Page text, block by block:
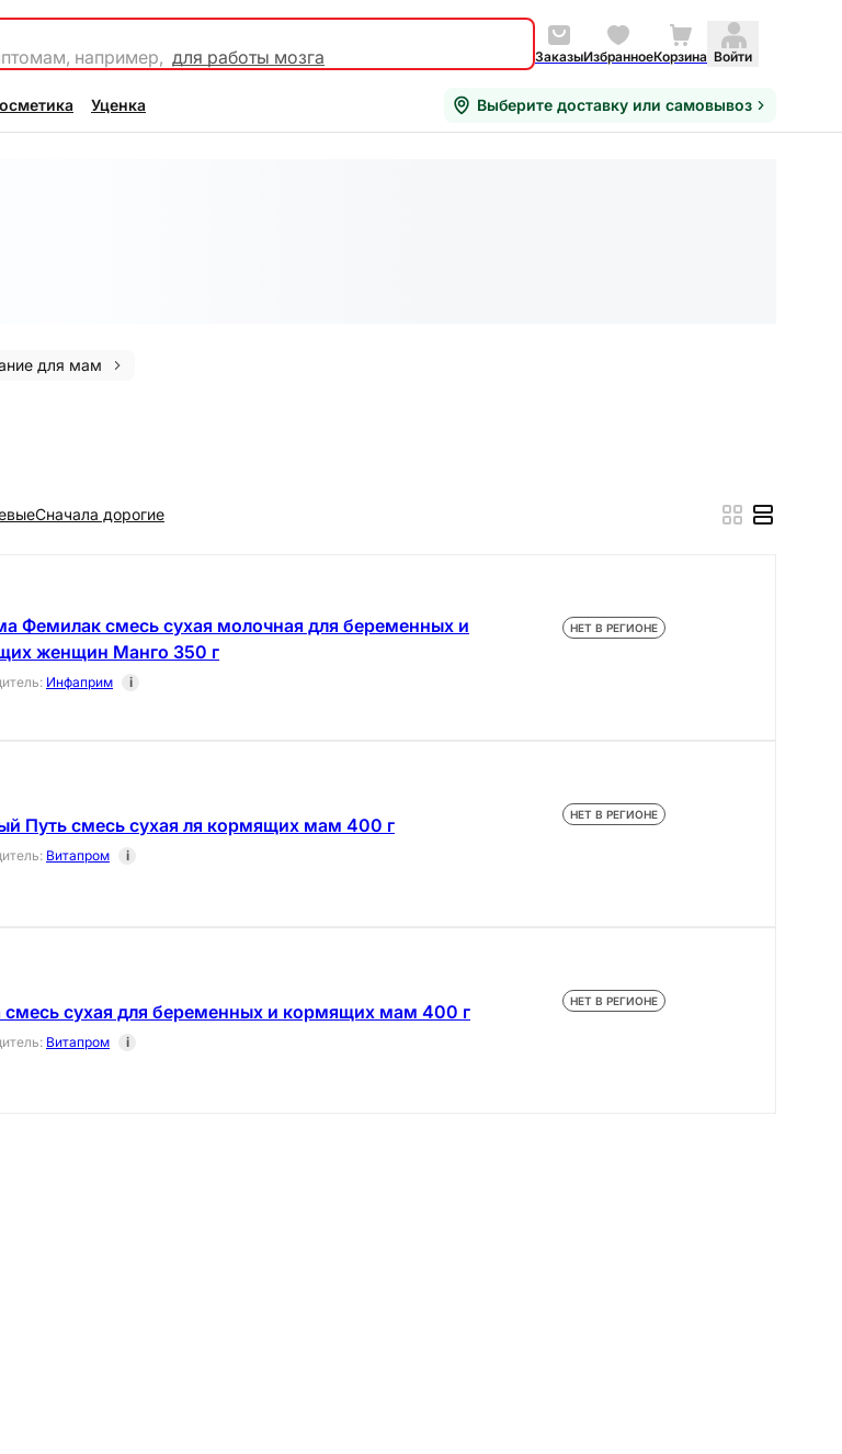
например, для работы мозга ЗаказыИзбранноеКорзина Войти
Уценка Выберите доставку или самовывоз
для мам
Cначала дорогие
Фемилак смесь сухая молочная для беременных и
женщин Манго 350 г
: Инфаприм i
НЕТ В РЕГИОНЕ
Путь смесь сухая ля кормящих мам 400 г
: Витапром i
НЕТ В РЕГИОНЕ
сухая для беременных и кормящих мам 400 г
: Витапром i
НЕТ В РЕГИОНЕ